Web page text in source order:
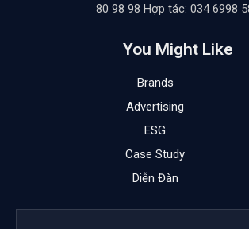
80 98 98 Hợp tác: 034 6998
You Might Like
Brands
Advertising
ESG
Case Study
Diễn Đàn